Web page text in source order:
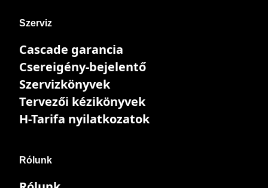
Szerviz
Cascade garancia
Csereigény-bejelentő
Szervizkönyvek
Tervezői kézikönyvek
H-Tarifa nyilatkozatok
Rólunk